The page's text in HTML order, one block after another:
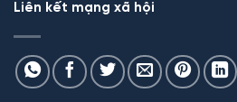
Liên kết mạng xã hội